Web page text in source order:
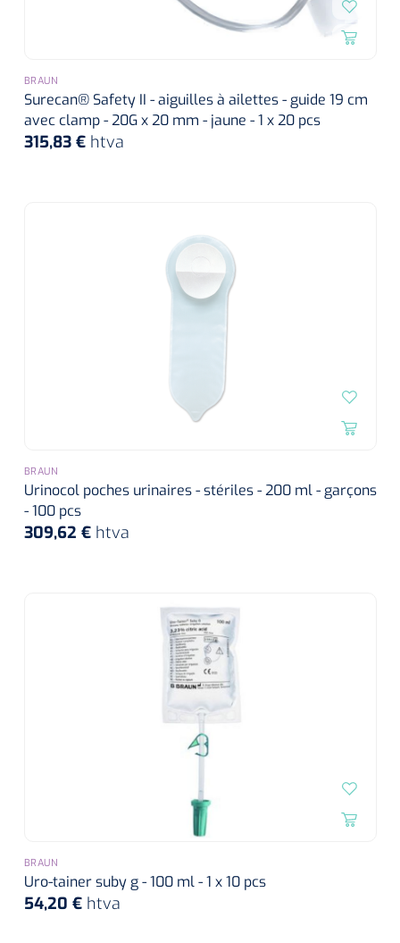
BRAUN
Surecan® Safety II - aiguilles à ailettes - guide 19 cm
avec clamp - 20G x 20 mm - jaune - 1 x 20 pcs
315,83 € htva
BRAUN
Urinocol poches urinaires - stériles - 200 ml - garçons
- 100 pcs
309,62 € htva
BRAUN
Uro-tainer suby g - 100 ml - 1 x 10 pcs
54,20 € htva